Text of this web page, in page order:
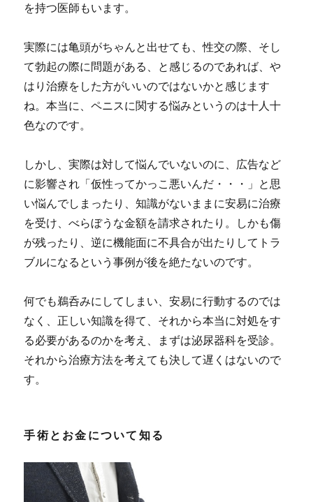
を持つ医師もいます。
実際には亀頭がちゃんと出せても、性交の際、そし
て勃起の際に問題がある、と感じるのであれば、や
はり治療をした方がいいのではないかと感じます
ね。本当に、ペニスに関する悩みというのは十人十
色なのです。
しかし、実際は対して悩んでいないのに、広告など
に影響され「仮性ってかっこ悪いんだ・・・」と思
い悩んでしまったり、知識がないままに安易に治療
を受け、べらぼうな金額を請求されたり。しかも傷
が残ったり、逆に機能面に不具合が出たりしてトラ
ブルになるという事例が後を絶たないのです。
何でも鵜呑みにしてしまい、安易に行動するのでは
なく、 正しい知識を得て、それから本当に対処をす
る必要があるのかを考え、まずは泌尿器科を受診。
それから治療方法を考えても決して遅くはないので
す。
手術とお金について知る